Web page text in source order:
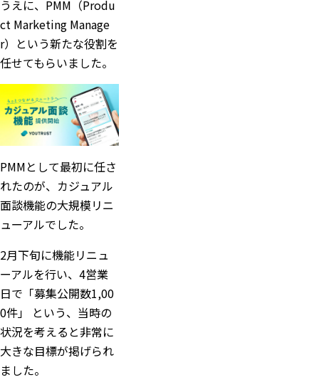
うえに、PMM（Produ
ct Marketing Manage
r）という新たな役割を
任せてもらいました。
PMMとして最初に任さ
れたのが、カジュアル
面談機能の大規模リニ
ューアルでした。
2月下旬に機能リニュ
ーアルを行い、4営業
日で「募集公開数1,00
0件」 という、当時の
状況を考えると非常に
大きな目標が掲げられ
ました。